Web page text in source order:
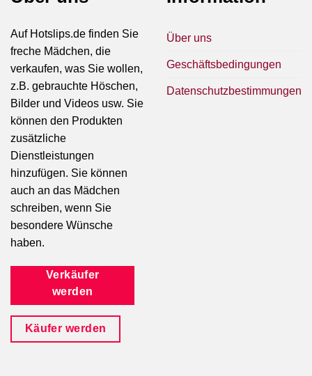
Auf Hotslips.de finden Sie
freche Mädchen, die
verkaufen, was Sie wollen,
z.B. gebrauchte Höschen,
Bilder und Videos usw. Sie
können den Produkten
zusätzliche
Dienstleistungen
hinzufügen. Sie können
auch an das Mädchen
schreiben, wenn Sie
besondere Wünsche
haben.
Verkäufer
werden
Käufer werden
Über uns
Geschäftsbedingungen
Datenschutzbestimmungen